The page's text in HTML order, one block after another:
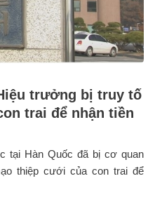
trưởng bị truy tố
trai để nhận tiền
tại Hàn Quốc đã bị cơ quan
thiệp cưới của con trai để